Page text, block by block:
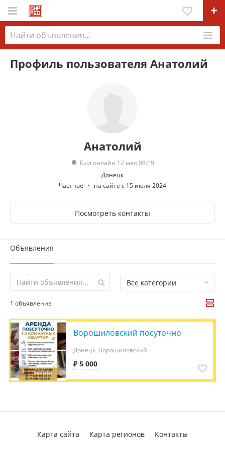
Профиль пользователя Анатолий
Объявления
Все категории
1 объявление
3
Ворошиловский посуточно
₽ 5 000
Донецк, Ворошиловский
Анатолий
Был онлайн 12 мая 08:19
Донецк
Частное
на сайте с 15 июля 2024
Посмотреть контакты
Карта сайта Карта регионов Контакты